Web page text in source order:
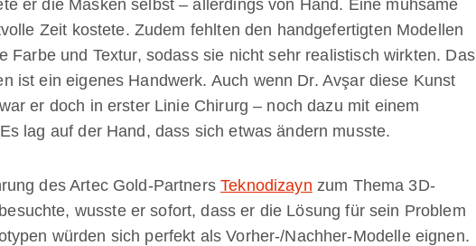
er die Masken selbst – allerdings von Hand. Eine mühsame
Zeit kostete. Zudem fehlten den handgefertigten Modellen
Farbe und Textur, sodass sie nicht sehr realistisch wirkten. Das
ist ein eigenes Handwerk. Auch wenn Dr. Avşar diese Kunst
er doch in erster Linie Chirurg – noch dazu mit einem
lag auf der Hand, dass sich etwas ändern musste.
des Artec Gold-PartnersTeknodizayn zum Thema 3D-
wusste er sofort, dass er die Lösung für sein Problem
würden sich perfekt als Vorher-/Nachher-Modelle eignen.